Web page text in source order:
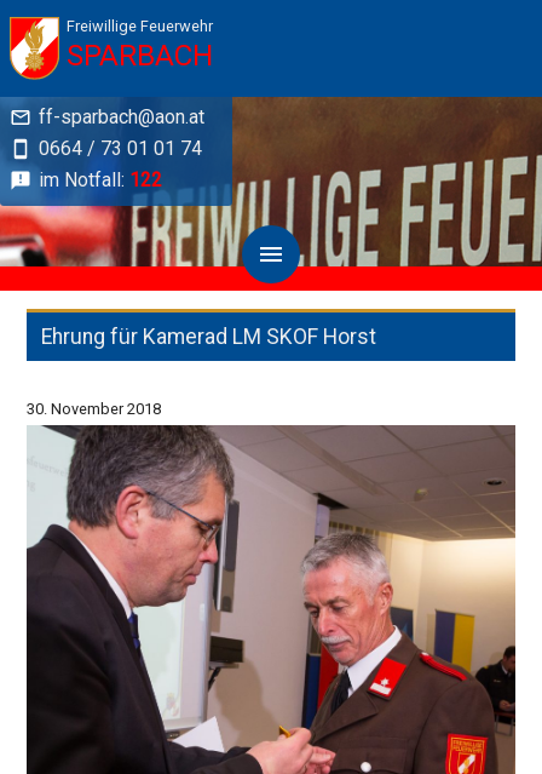
Freiwillige Feuerwehr
SPARBACH
ff-sparbach@aon.at
0664 / 73 01 01 74
im Notfall: 122
Ehrung für Kamerad LM SKOF Horst
30. November 2018